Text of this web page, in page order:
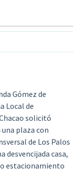
Gómez de
Local de
solicitó
plaza con
de Los Palos
desvencijada casa,
estacionamiento